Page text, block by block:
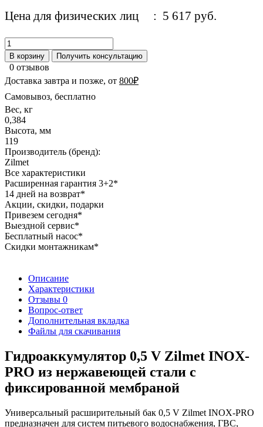
Цена для физических лиц : 5 617 руб.
В корзину Получить консультацию
0 отзывов
Доставка завтра и позже, от 800₽
Самовывоз, бесплатно
Вес, кг
0,384
Высота, мм
119
Производитель (бренд):
Zilmet
Все характеристики
Расширенная гарантия 3+2*
14 дней на возврат*
Акции, скидки, подарки
Привезем сегодня*
Выездной сервис*
Бесплатный насос*
Скидки монтажникам*
Описание
Характеристики
Отзывы 0
Вопрос-ответ
Дополнительная вкладка
Файлы для скачивания
Гидроаккумулятор 0,5 V Zilmet INOX-
PRO из нержавеющей стали с
фиксированной мембраной
Универсальный расширительный бак 0,5 V Zilmet INOX-PRO
предназначен для систем питьевого водоснабжения, ГВС,